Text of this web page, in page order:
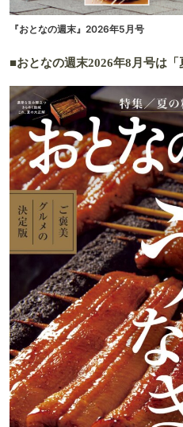
『おとなの週末』2026年5月号
■おとなの週末2026年8月号は「